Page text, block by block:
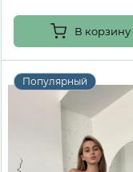
В корзину
Популярный